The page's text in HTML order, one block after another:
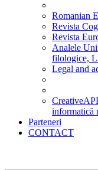
Romanian
Revista
Revista
Analele
filologice,
Legal and
informatică
Parteneri
CONTACT